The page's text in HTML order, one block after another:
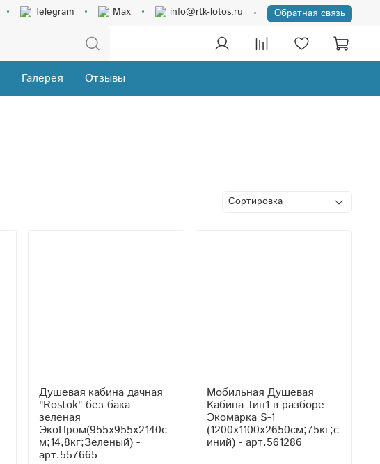
Telegram Max info@rtk-lotos.ru Обратная связь
Галерея Отзывы
Душевая кабина дачная
"Rostok" без бака
зеленая
ЭкоПром(955x955x2140с
м;14,8кг;Зеленый) -
арт.557665
Мобильная Душевая
Кабина Тип1 в разборе
Экомарка S-1
(1200x1100x2650см;75кг;с
иний) - арт.561286